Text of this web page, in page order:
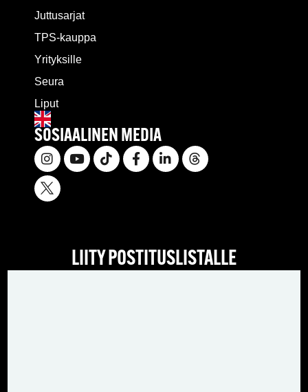
Juttusarjat
TPS-kauppa
Yrityksille
Seura
Liput
SOSIAALINEN MEDIA
LIITY POSTITUSLISTALLE